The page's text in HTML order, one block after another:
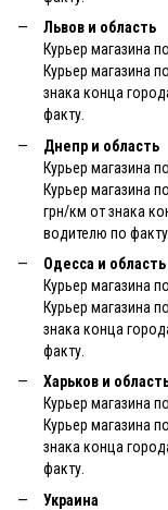
Львов и область
Курьер магазина
Курьер магазина
знака конца
факту.
Днепр и область
Курьер магазина
Курьер магазина
грн/км от знака
водителю по факту.
Одесса и область
Курьер магазина
Курьер магазина
знака конца
факту.
Харьков и
Курьер магазина
Курьер магазина
знака конца
факту.
Украина